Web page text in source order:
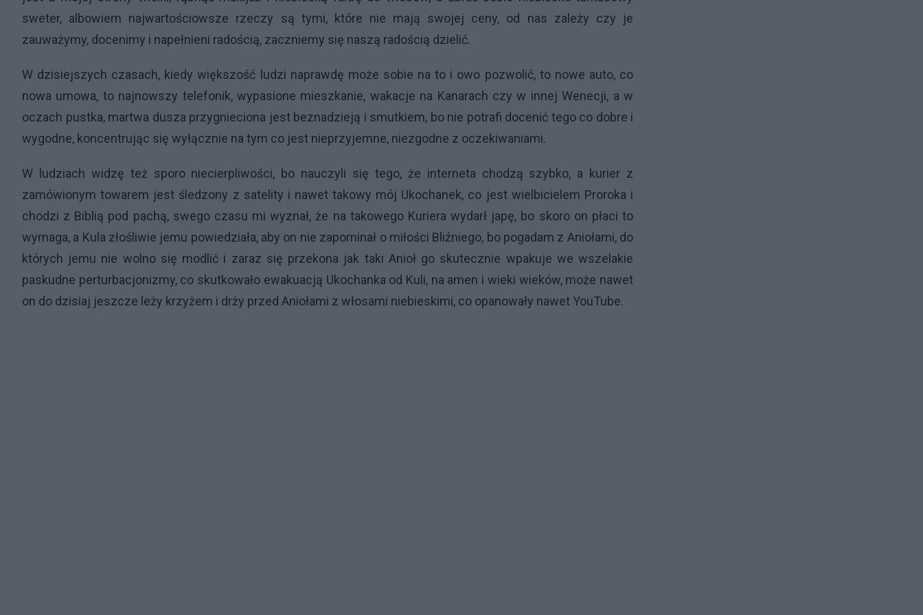
sweter, albowiem najwartościowsze rzeczy są tymi, które nie mają swojej ceny, od nas zależy czy je
zauważymy, docenimy i napełnieni radością, zaczniemy się naszą radością dzielić.
W dzisiejszych czasach, kiedy większość ludzi naprawdę może sobie na to i owo pozwolić, to nowe auto, co
nowa umowa, to najnowszy telefonik, wypasione mieszkanie, wakacje na Kanarach czy w innej Wenecji, a w
oczach pustka, martwa dusza przygnieciona jest beznadzieją i smutkiem, bo nie potrafi docenić tego co dobre i
wygodne, koncentrując się wyłącznie na tym co jest nieprzyjemne, niezgodne z oczekiwaniami.
W ludziach widzę też sporo niecierpliwości, bo nauczyli się tego, że interneta chodzą szybko, a kurier z
zamówionym towarem jest śledzony z satelity i nawet takowy mój Ukochanek, co jest wielbicielem Proroka i
chodzi z Biblią pod pachą, swego czasu mi wyznał, że na takowego Kuriera wydarł japę, bo skoro on płaci to
wymaga, a Kula złośliwie jemu powiedziała, aby on nie zapominał o miłości Bliźniego, bo pogadam z Aniołami, do
których jemu nie wolno się modlić i zaraz się przekona jak taki Anioł go skutecznie wpakuje we wszelakie
paskudne perturbacjonizmy, co skutkowało ewakuacją Ukochanka od Kuli, na amen i wieki wieków, może nawet
on do dzisiaj jeszcze leży krzyżem i drży przed Aniołami z włosami niebieskimi, co opanowały nawet YouTube.